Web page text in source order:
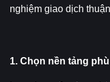
nghiệm giao dịch
1. Chọn nền tảng